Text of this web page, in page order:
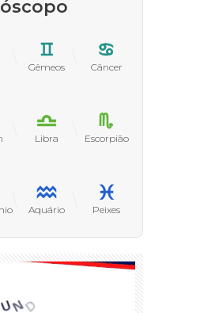
Gêmeos Câncer
Libra Escorpião
Aquário Peixes